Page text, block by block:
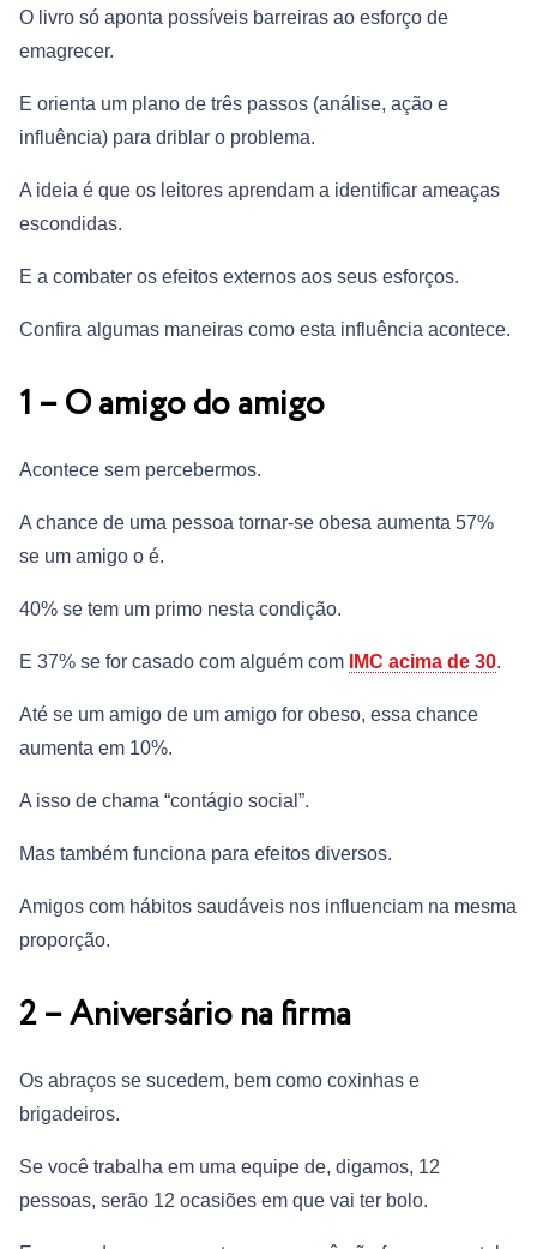
O livro só aponta possíveis barreiras ao esforço de
emagrecer.
E orienta um plano de três passos (análise, ação e
influência) para driblar o problema.
A ideia é que os leitores aprendam a identificar ameaças
escondidas.
E a combater os efeitos externos aos seus esforços.
Confira algumas maneiras como esta influência acontece.
1 – O amigo do amigo
Acontece sem percebermos.
A chance de uma pessoa tornar-se obesa aumenta 57%
se um amigo o é.
40% se tem um primo nesta condição.
E 37% se for casado com alguém com IMC acima de 30.
Até se um amigo de um amigo for obeso, essa chance
aumenta em 10%.
A isso de chama “contágio social”.
Mas também funciona para efeitos diversos.
Amigos com hábitos saudáveis nos influenciam na mesma
proporção.
2 – Aniversário na firma
Os abraços se sucedem, bem como coxinhas e
brigadeiros.
Se você trabalha em uma equipe de, digamos, 12
pessoas, serão 12 ocasiões em que vai ter bolo.